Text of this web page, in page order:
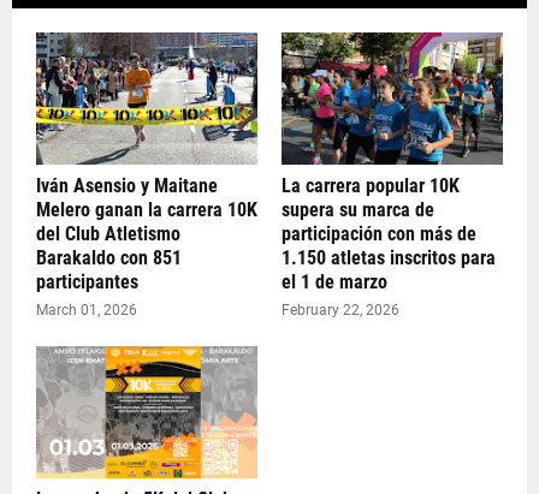
Iván Asensio y Maitane
Melero ganan la carrera 10K
del Club Atletismo
Barakaldo con 851
participantes
March 01, 2026
La carrera popular 10K
supera su marca de
participación con más de
1.150 atletas inscritos para
el 1 de marzo
February 22, 2026